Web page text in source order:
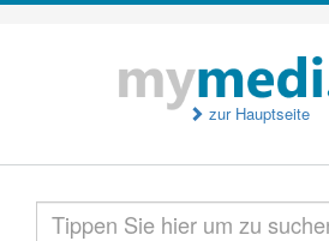
zur Hauptseite